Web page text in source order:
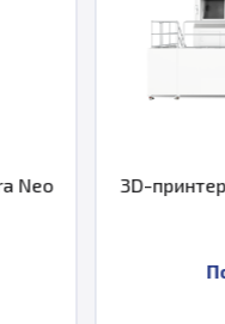
3D-принтер Eplus3D
По запросу